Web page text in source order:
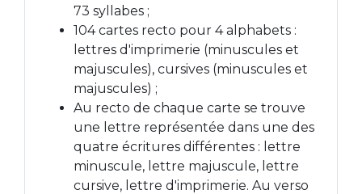
73 syllabes ;
104 cartes recto pour 4 alphabets :
lettres d'imprimerie (minuscules et
majuscules), cursives (minuscules et
majuscules) ;
Au recto de chaque carte se trouve
une lettre représentée dans une des
quatre écritures différentes : lettre
minuscule, lettre majuscule, lettre
cursive, lettre d'imprimerie. Au verso